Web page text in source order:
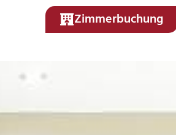
Zimmerbuchung